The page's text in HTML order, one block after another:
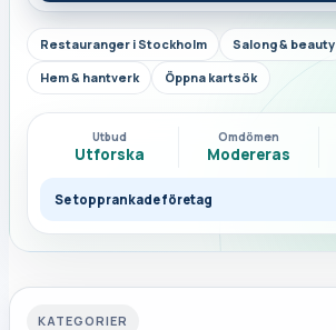
Restauranger i Stockholm Salong & beauty
Hem & hantverk Öppna kartsök
Utbud
Utforska
Omdömen
Modereras
Se topprankade företag
KATEGORIER